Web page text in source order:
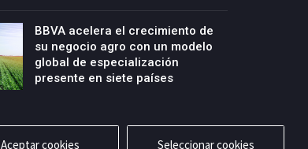
BBVA acelera el crecimiento de
su negocio agro con un modelo
global de especialización
presente en siete países
Aceptar cookies Seleccionar cookies